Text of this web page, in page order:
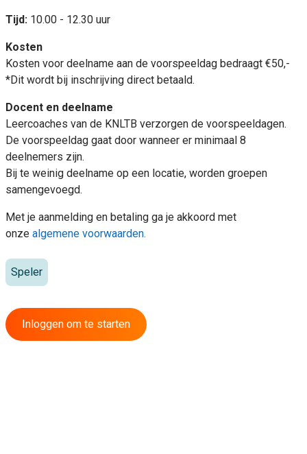
Tijd: 10.00 - 12.30 uur
Kosten
Kosten voor deelname aan de voorspeeldag bedraagt €50,-
*Dit wordt bij inschrijving direct betaald.
Docent en deelname
Leercoaches van de KNLTB verzorgen de voorspeeldagen.
De voorspeeldag gaat door wanneer er minimaal 8
deelnemers zijn.
Bij te weinig deelname op een locatie, worden groepen
samengevoegd.
Met je aanmelding en betaling ga je akkoord met
onze algemene voorwaarden.
Speler
Inloggen om te starten